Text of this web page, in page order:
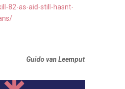
82-as-aid-still-hasnt-
Guido van Leemput